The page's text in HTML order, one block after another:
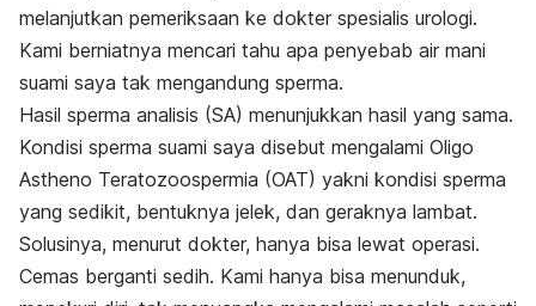
melanjutkan pemeriksaan ke dokter spesialis urologi.
Kami berniatnya mencari tahu apa penyebab air mani
suami saya tak mengandung sperma.
Hasil sperma analisis (SA) menunjukkan hasil yang sama.
Kondisi sperma suami saya disebut mengalami Oligo
Astheno Teratozoospermia (OAT) yakni kondisi sperma
yang sedikit, bentuknya jelek, dan geraknya lambat.
Solusinya, menurut dokter, hanya bisa lewat operasi.
Cemas berganti sedih. Kami hanya bisa menunduk,